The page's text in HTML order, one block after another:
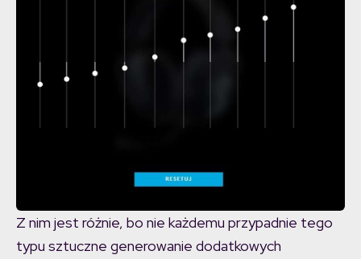
Z nim jest różnie, bo nie każdemu przypadnie tego
typu sztuczne generowanie dodatkowych